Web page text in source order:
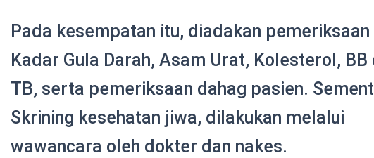
Pada kesempatan itu, diadakan pemeriksaan
Kadar Gula Darah, Asam Urat, Kolesterol, BB
TB, serta pemeriksaan dahag pasien.
Skrining kesehatan jiwa, dilakukan melalui
wawancara oleh dokter dan nakes.